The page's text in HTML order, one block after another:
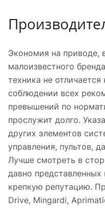
Экономия на приводе,
малоизвестного
техника не
соблюдении всех
превышений по
прослужит долго.
других элементов
управления, пультов,
Лучше смотреть в
давно
крепкую репутацию.
Drive, Mingardi,